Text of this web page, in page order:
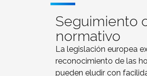
Seguimiento
normativo
La legislación europea
reconocimiento de las
pueden eludir con